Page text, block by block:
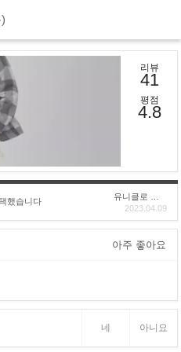
리뷰
41
평점
4.8
했습니다
2023.04.09
아주 좋아요
네 아니요